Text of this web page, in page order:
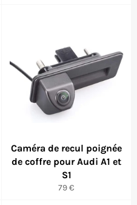
Caméra de recul poignée
de coffre pour Audi A1 et
S1
Prix
79 €